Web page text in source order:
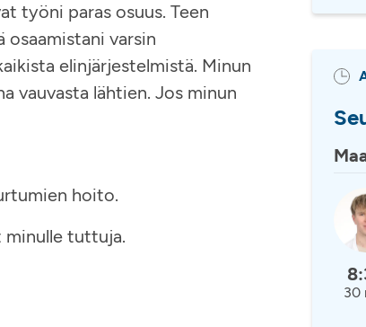
työni paras osuus. Teen
varsin
elinjärjestelmistä. Minun
vauvasta lähtien. Jos minun
hoito.
minulle tuttuja.
30